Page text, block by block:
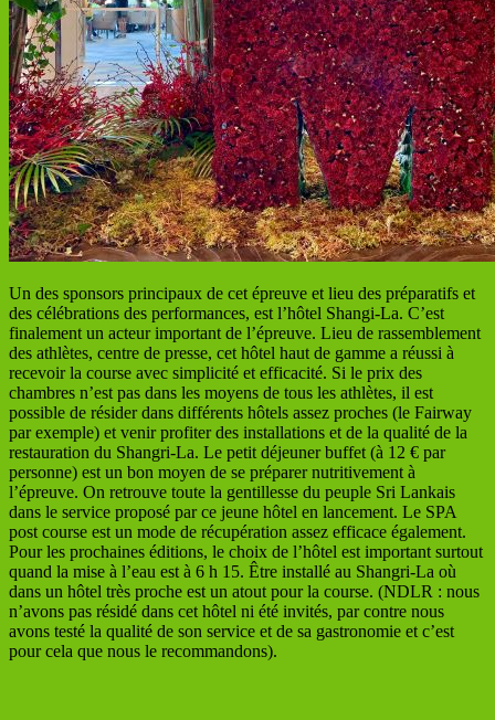
Un des sponsors principaux de cet épreuve et lieu des préparatifs et
des célébrations des performances, est l’hôtel Shangi-La. C’est
finalement un acteur important de l’épreuve. Lieu de rassemblement
des athlètes, centre de presse, cet hôtel haut de gamme a réussi à
recevoir la course avec simplicité et efficacité. Si le prix des
chambres n’est pas dans les moyens de tous les athlètes, il est
possible de résider dans différents hôtels assez proches (le Fairway
par exemple) et venir profiter des installations et de la qualité de la
restauration du Shangri-La. Le petit déjeuner buffet (à 12 € par
personne) est un bon moyen de se préparer nutritivement à
l’épreuve. On retrouve toute la gentillesse du peuple Sri Lankais
dans le service proposé par ce jeune hôtel en lancement. Le SPA
post course est un mode de récupération assez efficace également.
Pour les prochaines éditions, le choix de l’hôtel est important surtout
quand la mise à l’eau est à 6 h 15. Être installé au Shangri-La où
dans un hôtel très proche est un atout pour la course. (NDLR : nous
n’avons pas résidé dans cet hôtel ni été invités, par contre nous
avons testé la qualité de son service et de sa gastronomie et c’est
pour cela que nous le recommandons).